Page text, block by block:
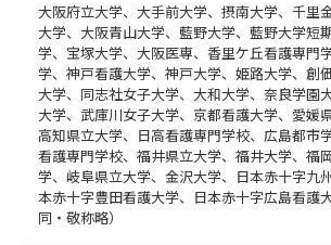
大阪府立大学、大手前大学、摂南大学、千里
大学、大阪青山大学、藍野大学、藍野大学短
学、宝塚大学、大阪医専、香里ケ丘看護専門
学、神戸看護大学、神戸大学、姫路大学、創
大学、同志社女子大学、大和大学、奈良学園
大学、武庫川女子大学、京都看護大学、愛媛
高知県立大学、日高看護専門学校、広島都市
看護専門学校、福井県立大学、福井大学、福
学、岐阜県立大学、金沢大学、日本赤十字九
本赤十字豊田看護大学、日本赤十字広島看
同・敬称略）